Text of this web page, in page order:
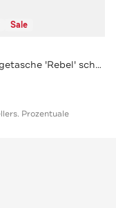
Sale
Umhängetasche 'Rebel' schwarz
Prozentuale